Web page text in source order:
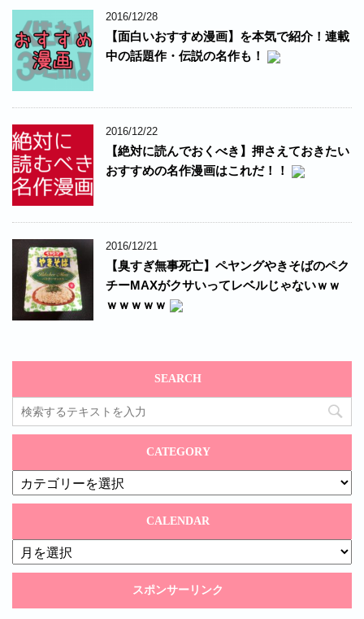
2016/12/28
【面白いおすすめ漫画】を本気で紹介！連載
中の話題作・伝説の名作も！
2016/12/22
【絶対に読んでおくべき】押さえておきたい
おすすめの名作漫画はこれだ！！
2016/12/21
【臭すぎ無事死亡】ペヤングやきそばのペク
チーMAXがクサいってレベルじゃないｗｗ
ｗｗｗｗｗ
SEARCH
CATEGORY
CATEGORY
CALENDAR
CALENDAR
スポンサーリンク